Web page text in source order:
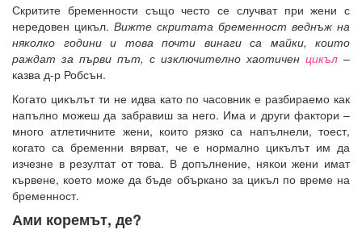
Скритите бременности също често се случват при жени с
нередовен цикъл. Вижте скритата бременност веднъж на
няколко години и това почти винаги са майки, които
раждат за първи път, с изключително хаотичен цикъл –
казва д-р Робсън.
Когато цикълът ти не идва като по часовник е разбираемо как
напълно можеш да забравиш за него. Има и други фактори –
много атлетичните жени, които рязко са напълнели, тоест,
когато са бременни вярват, че е нормално цикълът им да
изчезне в резултат от това. В допълнение, някои жени имат
кървене, което може да бъде объркано за цикъл по време на
бременност.
Ами коремът, де?